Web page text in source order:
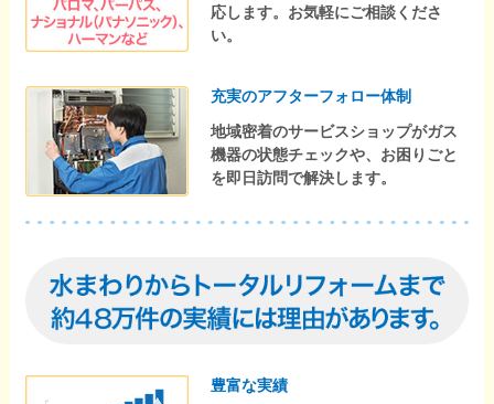
応します。お気軽にご相談くださ
い。
充実のアフターフォロー体制
地域密着のサービスショップがガス
機器の状態チェックや、お困りごと
を即日訪問で解決します。
豊富な実績